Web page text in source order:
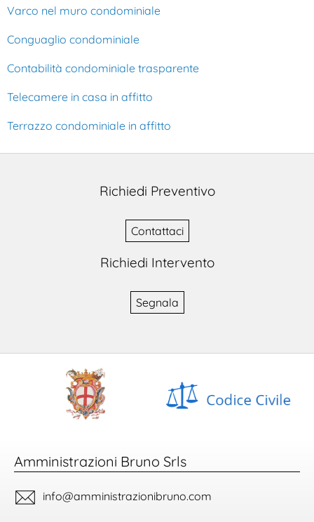
Varco nel muro condominiale
Conguaglio condominiale
Contabilità condominiale trasparente
Telecamere in casa in affitto
Terrazzo condominiale in affitto
Richiedi Preventivo
Contattaci
Richiedi Intervento
Segnala
Amministrazioni Bruno Srls
info@amministrazionibruno.com